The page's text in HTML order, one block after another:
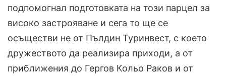
подпомогнал подготовката на този парцел за
високо застрояване и сега то ще се
осъществи не от Пълдин Туринвест, с което
дружеството да реализира приходи, а от
приближения до Гергов Кольо Раков и от